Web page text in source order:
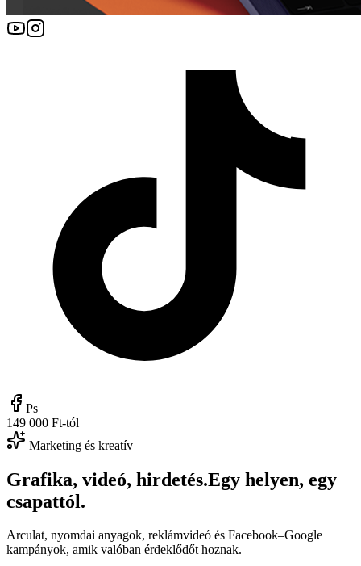
Ps
149 000 Ft-tól
Marketing és kreatív
Grafika, videó, hirdetés.Egy helyen, egy
csapattól.
Arculat, nyomdai anyagok, reklámvideó és Facebook–Google
kampányok, amik valóban érdeklődőt hoznak.